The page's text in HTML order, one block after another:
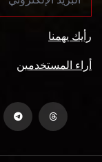
رأيك يهمنا
أراء المستخدمين